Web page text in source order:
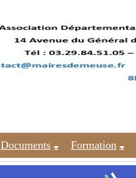
Documents Formation